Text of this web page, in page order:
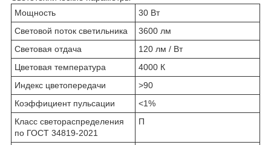
Мощность
30 Вт
Световой поток светильника
3600 лм
Световая отдача
120 лм / Вт
Цветовая температура
4000 К
Индекс цветопередачи
>90
Коэффициент пульсации
<1%
Класс светораспределения
по ГОСТ 34819-2021
П